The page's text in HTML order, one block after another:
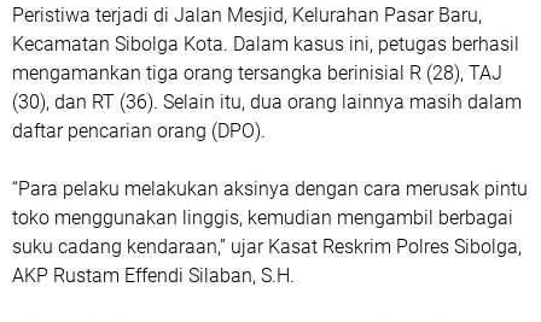
Peristiwa terjadi di Jalan Mesjid, Kelurahan Pasar Baru,
Kecamatan Sibolga Kota. Dalam kasus ini, petugas berhasil
mengamankan tiga orang tersangka berinisial R (28), TAJ
(30), dan RT (36). Selain itu, dua orang lainnya masih dalam
daftar pencarian orang (DPO).
“Para pelaku melakukan aksinya dengan cara merusak pintu
toko menggunakan linggis, kemudian mengambil berbagai
suku cadang kendaraan,” ujar Kasat Reskrim Polres Sibolga,
AKP Rustam Effendi Silaban, S.H.